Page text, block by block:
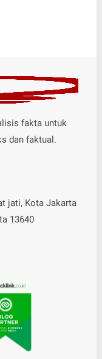
fakta untuk
dan faktual.
jati, Kota Jakarta
13640